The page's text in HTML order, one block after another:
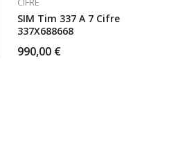
SIM Tim 337 A 7 Cifre
337X688668
990,00 €